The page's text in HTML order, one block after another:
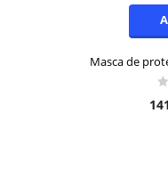
Masca de